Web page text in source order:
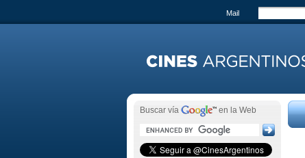
Mail
Buscar vía en la Web